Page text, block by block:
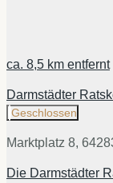
ca. 8,5 km entfernt
Darmstädter
Geschlossen
Marktplatz 8,
Die Darmstädter